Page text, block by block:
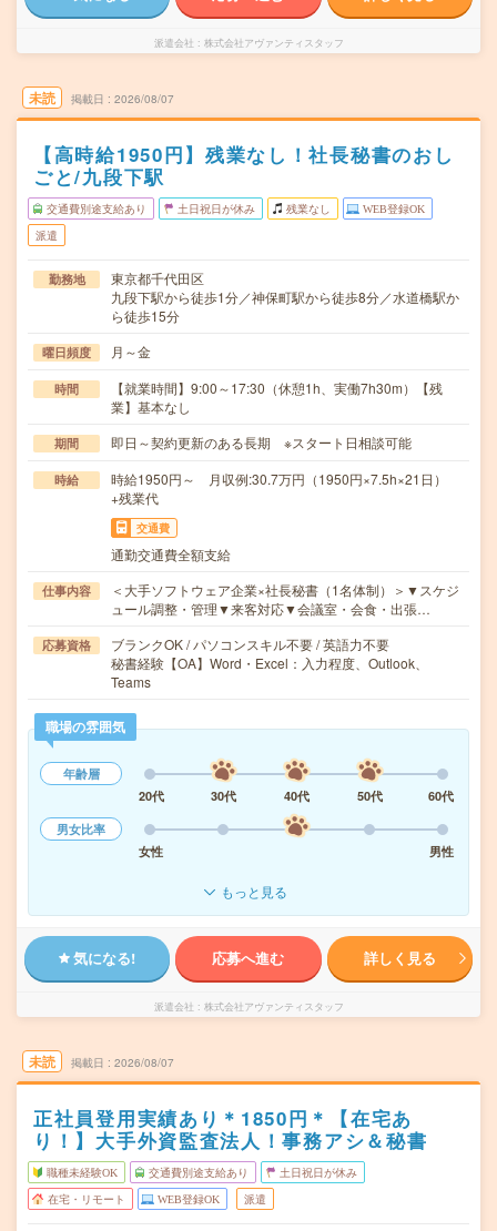
派遣会社 株式会社アヴァンティスタッフ
未読 掲載日 2026/08/07
【高時給1950円】残業なし！社長秘書のおし
ごと/九段下駅
交通費別途支給あり 土日祝日が休み 残業なし WEB登録OK
派遣
勤務地
東京都千代田区
九段下駅から徒歩1分／神保町駅から徒歩8分／水道橋駅か
ら徒歩15分
曜日頻度 月～金
時間
【就業時間】9:00～17:30（休憩1h、実働7h30m）【残
業】基本なし
期間 即日～契約更新のある長期 ※スタート日相談可能
時給
時給1950円～ 月収例:30.7万円（1950円×7.5h×21日）
+残業代
交通費
通勤交通費全額支給
仕事内容
＜大手ソフトウェア企業×社長秘書（1名体制）＞▼スケジ
ュール調整・管理▼来客対応▼会議室・会食・出張…
応募資格
ブランクOK / パソコンスキル不要 / 英語力不要
秘書経験【OA】Word・Excel：入力程度、Outlook、
Teams
職場の雰囲気
年齢層
20代
30代 40代 50代
60代
男女比率
女性
男性
もっと見る
気になる! 応募へ進む 詳しく見る
派遣会社 株式会社アヴァンティスタッフ
未読 掲載日 2026/08/07
正社員登用実績あり＊1850円＊【在宅あ
り！】大手外資監査法人！事務アシ＆秘書
職種未経験OK 交通費別途支給あり 土日祝日が休み
在宅・リモート WEB登録OK 派遣